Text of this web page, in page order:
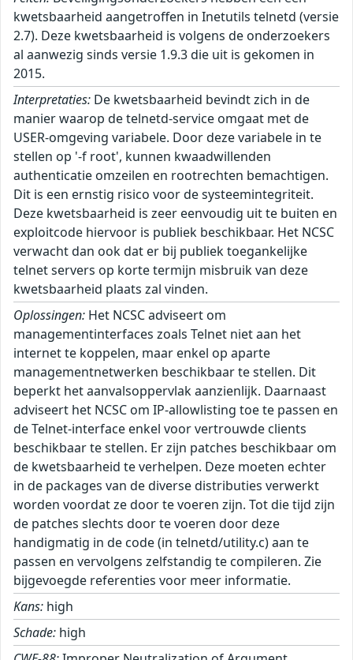
kwetsbaarheid aangetroffen in Inetutils telnetd (versie
2.7). Deze kwetsbaarheid is volgens de onderzoekers
al aanwezig sinds versie 1.9.3 die uit is gekomen in
2015.
Interpretaties: De kwetsbaarheid bevindt zich in de
manier waarop de telnetd-service omgaat met de
USER-omgeving variabele. Door deze variabele in te
stellen op '-f root', kunnen kwaadwillenden
authenticatie omzeilen en rootrechten bemachtigen.
Dit is een ernstig risico voor de systeemintegriteit.
Deze kwetsbaarheid is zeer eenvoudig uit te buiten en
exploitcode hiervoor is publiek beschikbaar. Het NCSC
verwacht dan ook dat er bij publiek toegankelijke
telnet servers op korte termijn misbruik van deze
kwetsbaarheid plaats zal vinden.
Oplossingen: Het NCSC adviseert om
managementinterfaces zoals Telnet niet aan het
internet te koppelen, maar enkel op aparte
managementnetwerken beschikbaar te stellen. Dit
beperkt het aanvalsoppervlak aanzienlijk. Daarnaast
adviseert het NCSC om IP-allowlisting toe te passen en
de Telnet-interface enkel voor vertrouwde clients
beschikbaar te stellen. Er zijn patches beschikbaar om
de kwetsbaarheid te verhelpen. Deze moeten echter
in de packages van de diverse distributies verwerkt
worden voordat ze door te voeren zijn. Tot die tijd zijn
de patches slechts door te voeren door deze
handigmatig in de code (in telnetd/utility.c) aan te
passen en vervolgens zelfstandig te compileren. Zie
bijgevoegde referenties voor meer informatie.
Kans: high
Schade: high